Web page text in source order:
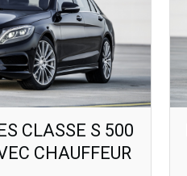
CLASSE S 500
CHAUFFEUR